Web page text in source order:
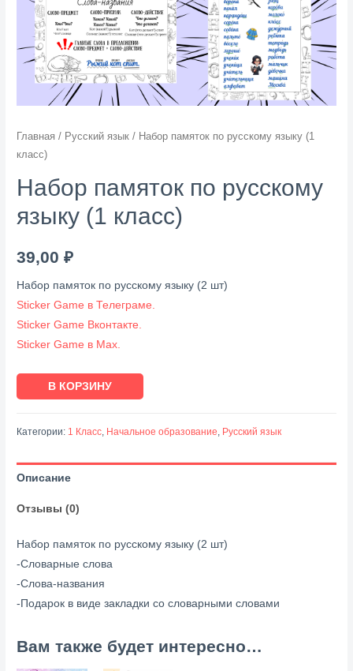
Главная / Русский язык / Набор памяток по русскому языку (1
класс)
Набор памяток по русскому
языку (1 класс)
39,00₽
Набор памяток по русскому языку (2 шт)
Sticker Game в Телеграме.
Sticker Game Вконтакте.
Sticker Game в Мах.
Количество
товара
по
русскому
класс)
В КОРЗИНУ
Категории: 1 Класс, Начальное образование, Русский язык
Описание
Отзывы (0)
Набор памяток по русскому языку (2 шт)
-Словарные слова
-Слова-названия
-Подарок в виде закладки со словарными словами
Вам также будет интересно…